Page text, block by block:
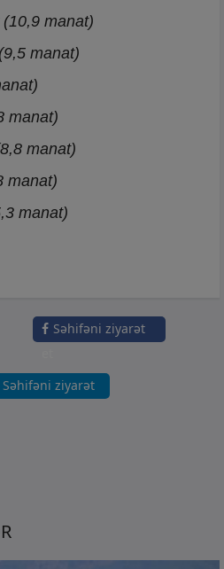
manat)
manat)
manat)
manat)
manat)
manat)
Səhifəni ziyarət
Səhifəni ziyarət